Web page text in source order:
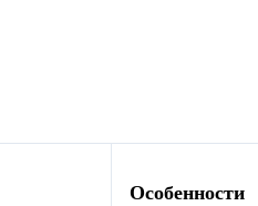
Особенности